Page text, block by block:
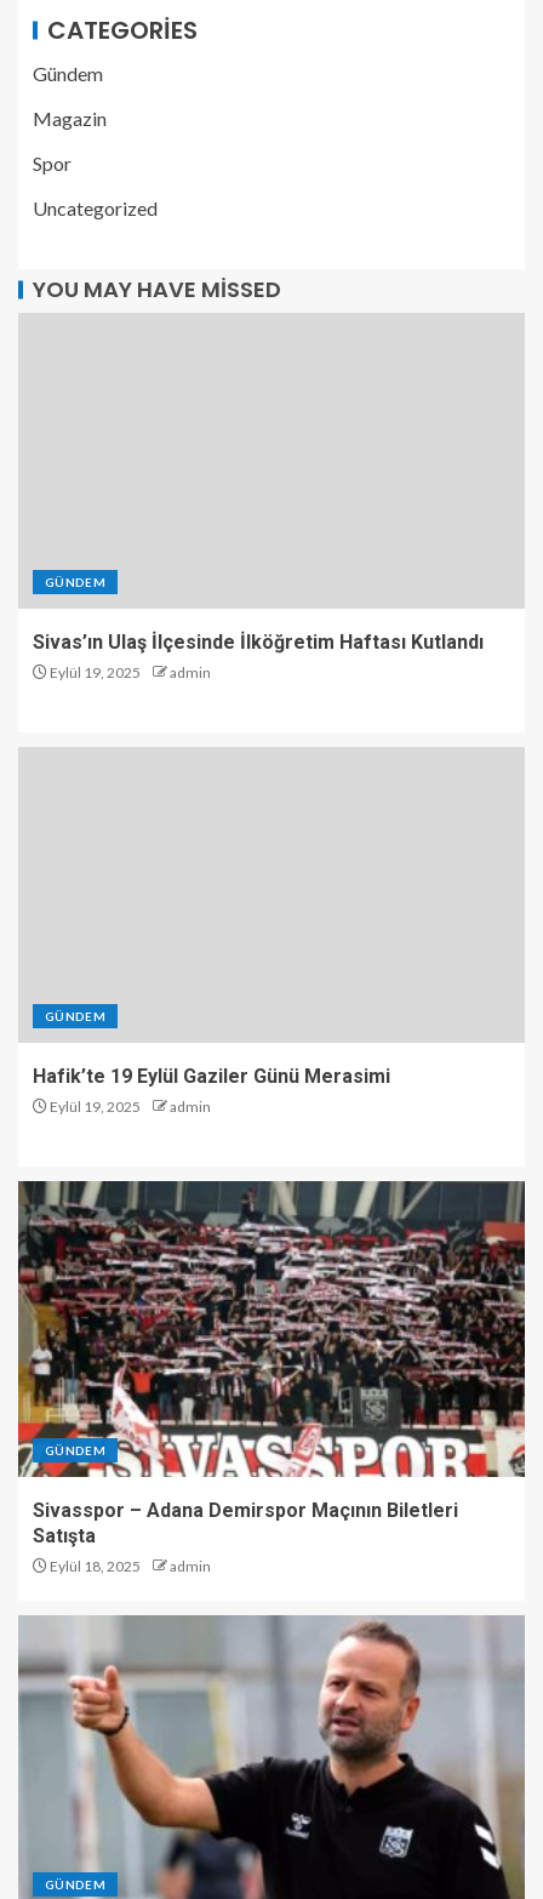
CATEGORIES
Gündem
Magazin
Spor
Uncategorized
YOU MAY HAVE MISSED
GÜNDEM
Sivas’ın Ulaş İlçesinde İlköğretim Haftası Kutlandı
Eylül 19, 2025 admin
GÜNDEM
Hafik’te 19 Eylül Gaziler Günü Merasimi
Eylül 19, 2025 admin
GÜNDEM
Sivasspor – Adana Demirspor Maçının Biletleri
Satışta
Eylül 18, 2025 admin
GÜNDEM